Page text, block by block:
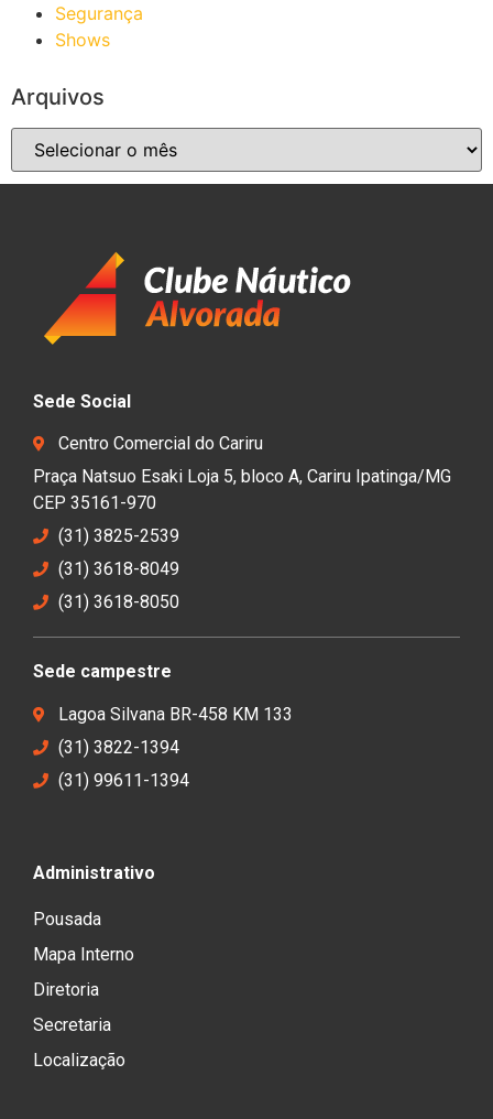
Segurança
Shows
Arquivos
Sede Social
Centro Comercial do Cariru
Praça Natsuo Esaki Loja 5, bloco A, Cariru Ipatinga/MG
CEP 35161-970
(31) 3825-2539
(31) 3618-8049
(31) 3618-8050
Sede campestre
Lagoa Silvana BR-458 KM 133
(31) 3822-1394
(31) 99611-1394
Administrativo
Pousada
Mapa Interno
Diretoria
Secretaria
Localização